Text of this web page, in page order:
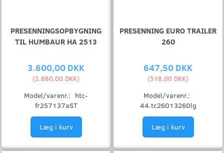
PRESENNINGSOPBYGNING
TIL HUMBAUR HA 2513
3.600,00 DKK
(2.880,00 DKK)
Model/varenr.: htc-
fr257137aST
Læg i kurv
PRESENNING EURO TRAILER
260
647,50 DKK
(518,00 DKK)
Model/varenr.:
44.tc26013260lg
Læg i kurv